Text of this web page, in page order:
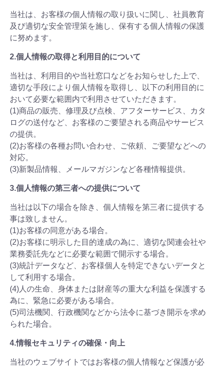
当社は、お客様の個人情報の取り扱いに関し、社員教育
及び適切な安全管理策を施し、保有する個人情報の保護
に努めます。
2.個人情報の取得と利用目的について
当社は、利用目的や当社窓口などをお知らせした上で、
適切な手段により個人情報を取得し、以下の利用目的に
おいて必要な範囲内で利用させていただきます。
(1)商品の販売、修理及び点検、アフターサービス、カタ
ログの送付など、お客様のご要望される商品やサービス
の提供。
(2)お客様の各種お問い合わせ、ご依頼、ご要望などへの
対応。
(3)新製品情報、メールマガジンなど各種情報提供。
3.個人情報の第三者への提供について
当社は以下の場合を除き、個人情報を第三者に提供する
事は致しません。
(1)お客様の同意がある場合。
(2)お客様に明示した目的達成の為に、適切な関連会社や
業務委託先などに必要な範囲で開示する場合。
(3)統計データなど、お客様個人を特定できないデータと
して利用する場合。
(4)人の生命、身体または財産等の重大な利益を保護する
為に、緊急に必要がある場合。
(5)司法機関、行政機関などから法令に基づき開示を求め
られた場合。
4.情報セキュリティの確保・向上
当社のウェブサイトではお客様の個人情報など保護が必